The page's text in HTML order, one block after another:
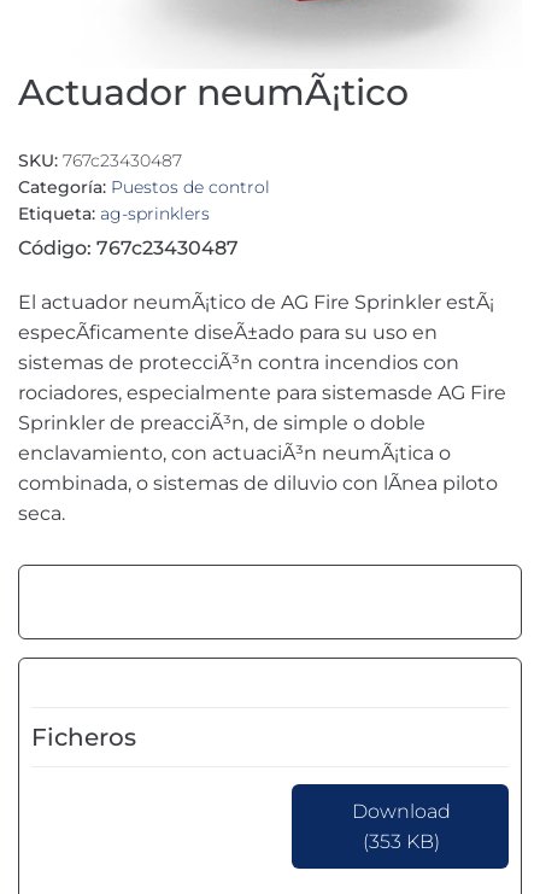
Actuador neumÃ¡tico
SKU: 767c23430487
Categoría: Puestos de control
Etiqueta: ag-sprinklers
Código: 767c23430487
El actuador neumÃ¡tico de AG Fire Sprinkler estÃ¡
especÃ­ficamente diseÃ±ado para su uso en
sistemas de protecciÃ³n contra incendios con
rociadores, especialmente para sistemasde AG Fire
Sprinkler de preacciÃ³n, de simple o doble
enclavamiento, con actuaciÃ³n neumÃ¡tica o
combinada, o sistemas de diluvio con lÃ­nea piloto
seca.
Ficheros
Download
(353 KB)